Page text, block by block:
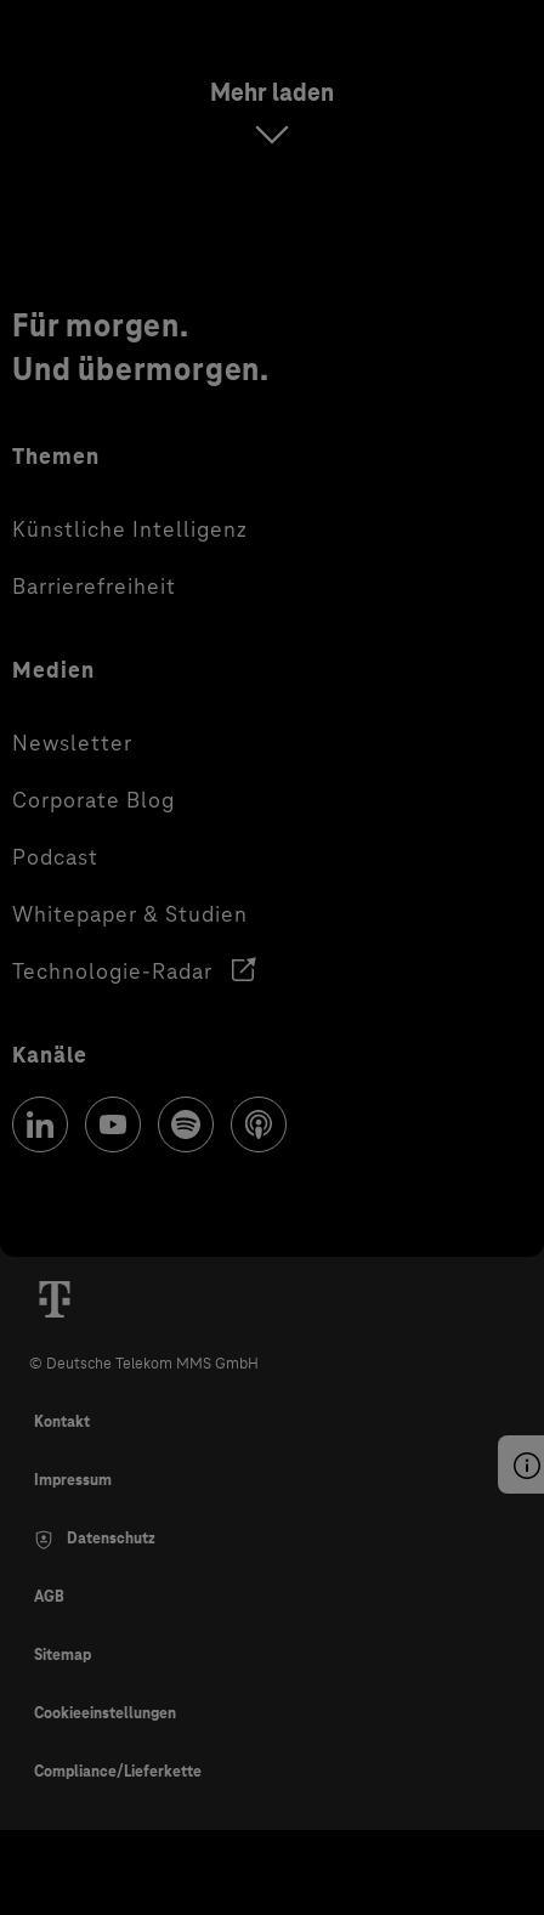
Mehr laden
Für morgen.
Und übermorgen.
Themen
Künstliche Intelligenz
Barrierefreiheit
Medien
Newsletter
Corporate Blog
Podcast
Whitepaper & Studien
Technologie-Radar
Kanäle
© Deutsche Telekom MMS GmbH
Kontakt
Impressum
Datenschutz
AGB
Sitemap
Cookieeinstellungen
Compliance/Lieferkette